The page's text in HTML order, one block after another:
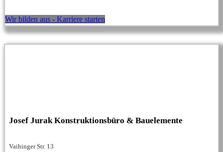
Wir bilden aus - Karriere starten
Josef Jurak Konstruktionsbüro & Bauelemente
Vaihinger Str. 13